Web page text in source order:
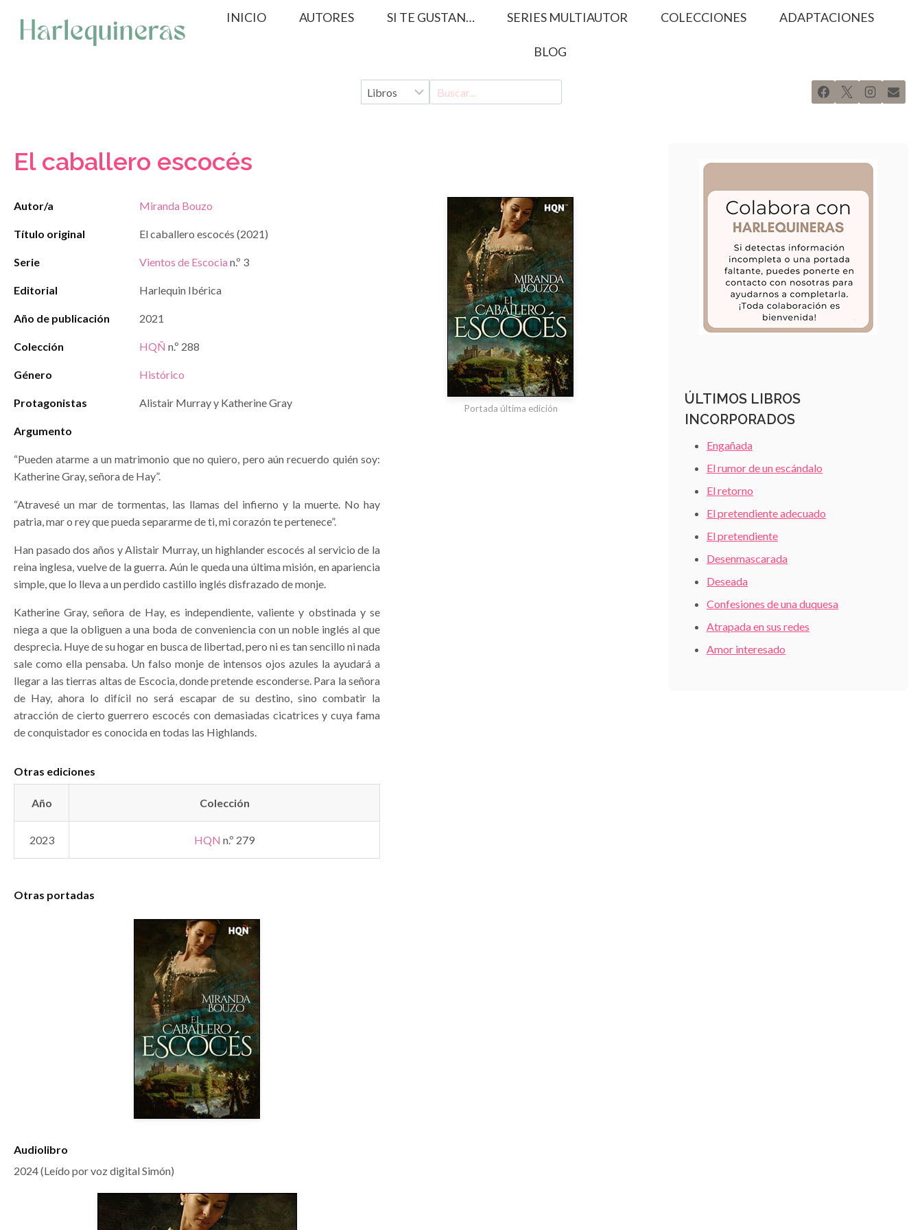
contenido
INICIO AUTORES SI TE GUSTAN… SERIES MULTIAUTOR COLECCIONES ADAPTACIONES
BLOG
El caballero escocés
Autor/a Miranda Bouzo
Título original El caballero escocés (2021)
Serie Vientos de Escocia n.º 3
Editorial Harlequin Ibérica
Año de publicación 2021
Colección HQÑ n.º 288
Género Histórico
Protagonistas Alistair Murray y Katherine Gray
Argumento
“Pueden atarme a un matrimonio que no quiero, pero aún recuerdo quién soy:
Katherine Gray, señora de Hay”.
“Atravesé un mar de tormentas, las llamas del infierno y la muerte. No hay
patria, mar o rey que pueda separarme de ti, mi corazón te pertenece”.
Han pasado dos años y Alistair Murray, un highlander escocés al servicio de la
reina inglesa, vuelve de la guerra. Aún le queda una última misión, en apariencia
simple, que lo lleva a un perdido castillo inglés disfrazado de monje.
Katherine Gray, señora de Hay, es independiente, valiente y obstinada y se
niega a que la obliguen a una boda de conveniencia con un noble inglés al que
desprecia. Huye de su hogar en busca de libertad, pero ni es tan sencillo ni nada
sale como ella pensaba. Un falso monje de intensos ojos azules la ayudará a
llegar a las tierras altas de Escocia, donde pretende esconderse. Para la señora
de Hay, ahora lo difícil no será escapar de su destino, sino combatir la
atracción de cierto guerrero escocés con demasiadas cicatrices y cuya fama
de conquistador es conocida en todas las Highlands.
Otras ediciones
Año Colección
2023 HQN n.º 279
Otras portadas
Audiolibro
2024 (Leído por voz digital Simón)
Portada última edición
ÚLTIMOS LIBROS
INCORPORADOS
Engañada
El rumor de un escándalo
El retorno
El pretendiente adecuado
El pretendiente
Desenmascarada
Deseada
Confesiones de una duquesa
Atrapada en sus redes
Amor interesado